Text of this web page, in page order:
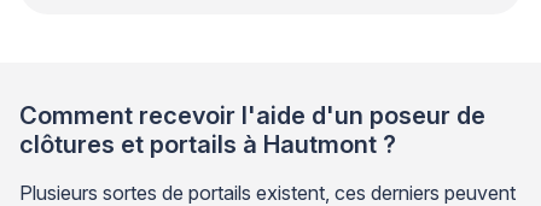
Comment recevoir l'aide d'un poseur de
clôtures et portails à Hautmont ?
Plusieurs sortes de portails existent, ces derniers peuvent